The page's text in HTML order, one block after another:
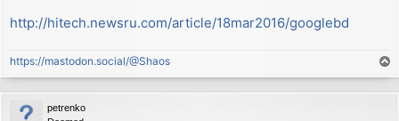
http://hitech.newsru.com/article/18mar2016/googlebd
https://mastodon.social/@Shaos
o
p
petrenko